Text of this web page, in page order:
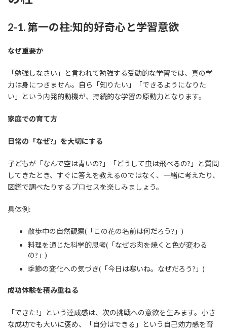
2-1. 第一の柱:知的好奇心と学習意欲
なぜ重要か
「勉強しなさい」と言われて勉強する受動的な学習では、真の学
力は身につきません。自ら「知りたい」「できるようになりた
い」という内発的動機が、持続的な学習の原動力となります。
家庭での育て方
日常の「なぜ?」を大切にする
子どもが「なんで空は青いの?」「どうして虫は飛べるの?」と質問
してきたとき、すぐに答えを教えるのではなく、一緒に考えたり、
図鑑で調べたりするプロセスを楽しみましょう。
具体例:
散歩中の自然観察(「この花の名前は何だろう?」)
料理を通じた科学的思考(「なぜお肉を焼くと色が変わる
の?」)
季節の変化への気づき(「今日は寒いね。なぜだろう?」)
成功体験を積み重ねる
「できた!」という達成感は、次の挑戦への意欲を生みます。小さ
な成功でも大いに褒め、「自分はできる」という自己効力感を育